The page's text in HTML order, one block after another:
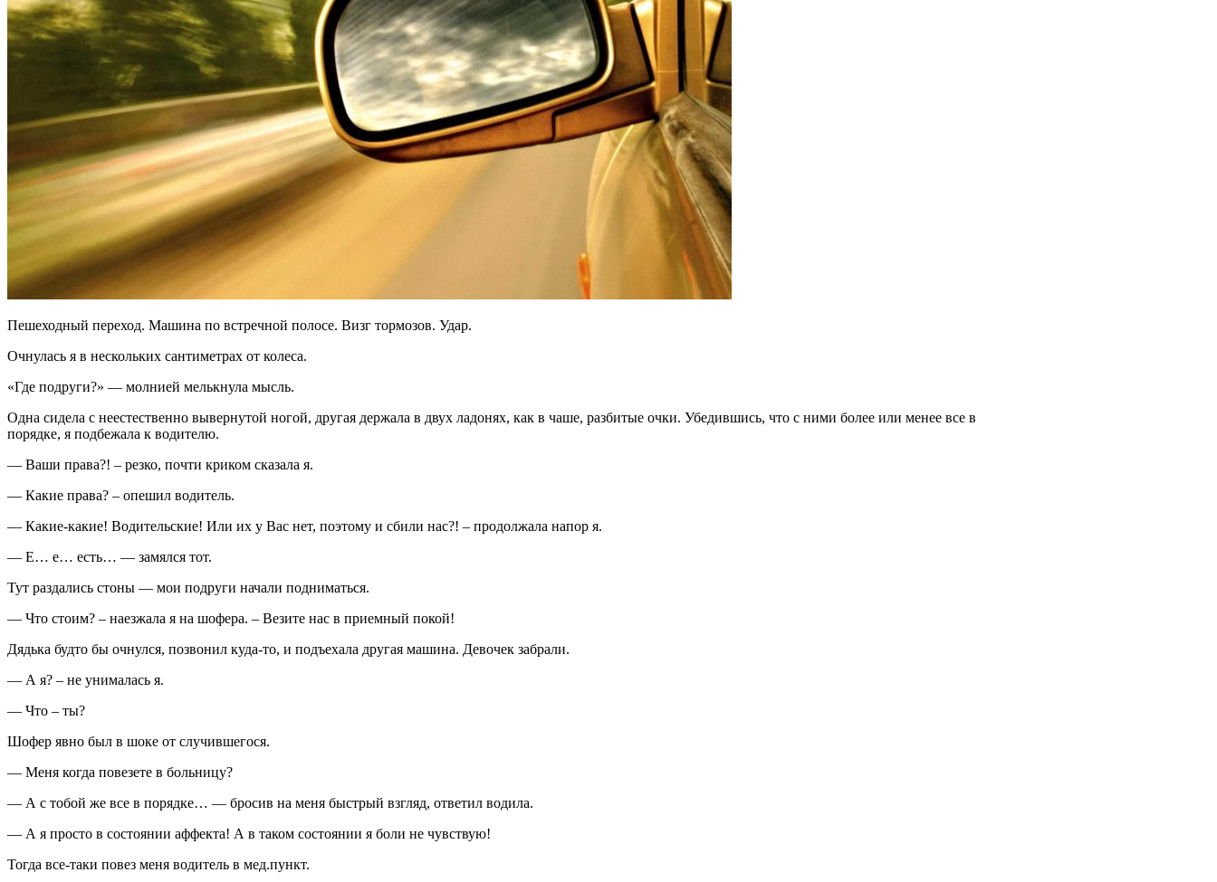
Пешеходный переход. Машина по встречной полосе. Визг тормозов. Удар.
Очнулась я в нескольких сантиметрах от колеса.
«Где подруги?» — молнией мелькнула мысль.
Одна сидела с неестественно вывернутой ногой, другая держала в двух ладонях, как в чаше, разбитые очки. Убедившись, что с ними более или менее все в
порядке, я подбежала к водителю.
— Ваши права?! – резко, почти криком сказала я.
— Какие права? – опешил водитель.
— Какие-какие! Водительские! Или их у Вас нет, поэтому и сбили нас?! – продолжала напор я.
— Е… е… есть… — замялся тот.
Тут раздались стоны — мои подруги начали подниматься.
— Что стоим? – наезжала я на шофера. – Везите нас в приемный покой!
Дядька будто бы очнулся, позвонил куда-то, и подъехала другая машина. Девочек забрали.
— А я? – не унималась я.
— Что – ты?
Шофер явно был в шоке от случившегося.
— Меня когда повезете в больницу?
— А с тобой же все в порядке… — бросив на меня быстрый взгляд, ответил водила.
— А я просто в состоянии аффекта! А в таком состоянии я боли не чувствую!
Тогда все-таки повез меня водитель в мед.пункт.